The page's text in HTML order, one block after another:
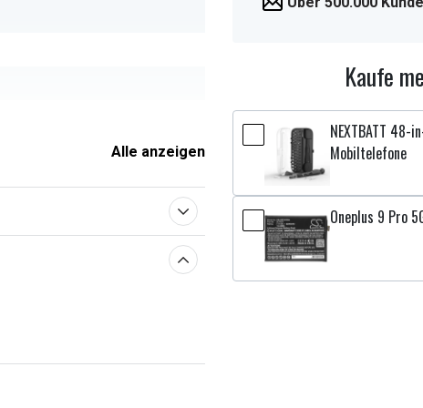
Alle anzeigen
Kaufe
NEXTBATT
Mobiltelefone
Oneplus 9 Pro